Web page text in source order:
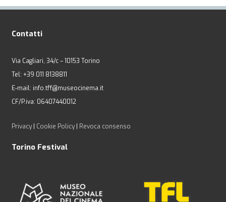
Contatti
Via Cagliari, 34/c – 10153 Torino
Tel: +39 011 8138811
E-mail: info.tff@museocinema.it
CF/P.iva: 06407440012
Privacy| Cookie Policy| Revoca consenso
Torino Festival